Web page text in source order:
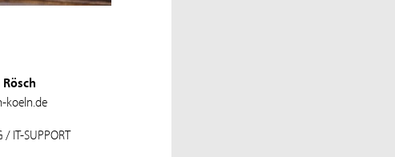
koeln.de
/ IT-SUPPORT